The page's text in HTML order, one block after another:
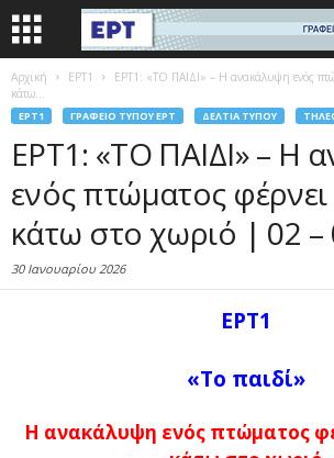
Αρχική EΡΤ1
ΕΡΤ1: «ΤΟ ΠΑΙΔΙ» – Η ανακάλυψη ενός
κάτω...
EΡΤ1 ΓΡΑΦΕΊΟ ΤΎΠΟΥ ΕΡΤ ΔΕΛΤΊΑ ΤΎΠΟΥ
ΕΡΤ1: «ΤΟ ΠΑΙΔΙ» – Η
ενός πτώματος
κάτω στο χωριό | 02 –
30 Ιανουαρίου 2026
ΕΡΤ1
«Το παιδί»
Η ανακάλυψη ενός πτώματος